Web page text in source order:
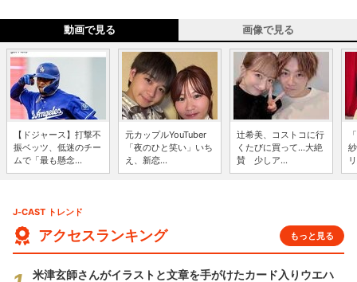
動画で見る 画像で見る
【ドジャース】打撃不
振ベッツ、低迷のチー
ムで「最も懸念...
元カップルYouTuber
「夜のひと笑い」いち
え、新恋...
辻希美、コストコに行
くたびに買って...大絶
賛 少しア...
J-CAST トレンド
アクセスランキング もっと見る
米津玄師さんがイラストと文章を手がけたカード入りウエハ